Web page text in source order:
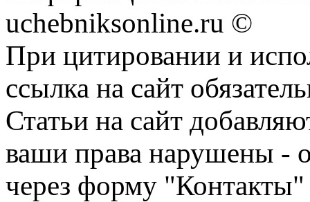
uchebniksonline.ru ©
При цитировании и
ссылка на сайт
Статьи на сайт
ваши права нарушены -
через форму "Контакты"